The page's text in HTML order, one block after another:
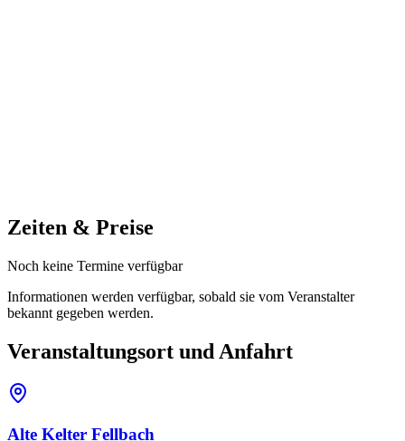
Zeiten & Preise
Noch keine Termine verfügbar
Informationen werden verfügbar, sobald sie vom Veranstalter
bekannt gegeben werden.
Veranstaltungsort und Anfahrt
Alte Kelter Fellbach